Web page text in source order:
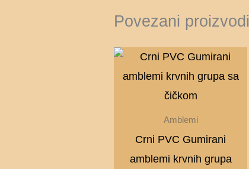
Povezani proizvodi
Amblemi
Crni PVC Gumirani
amblemi krvnih grupa